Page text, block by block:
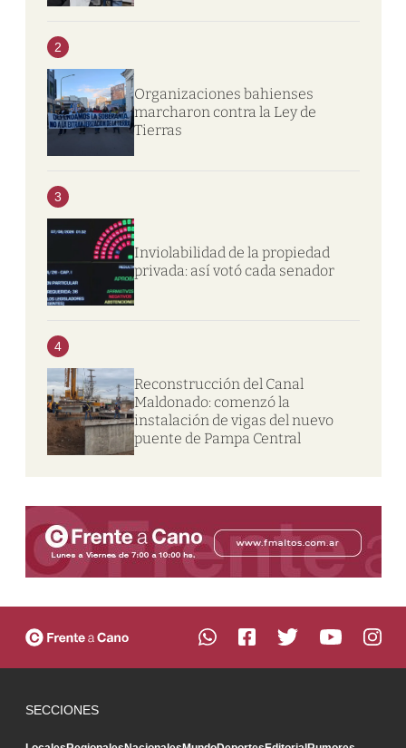
2
Organizaciones bahienses
marcharon contra la Ley de
Tierras
3
Inviolabilidad de la propiedad
privada: así votó cada senador
4
Reconstrucción del Canal
Maldonado: comenzó la
instalación de vigas del nuevo
puente de Pampa Central
SECCIONES